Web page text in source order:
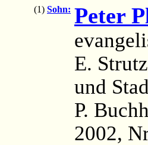
(1) Sohn: Peter
E.
und
P.
2002,